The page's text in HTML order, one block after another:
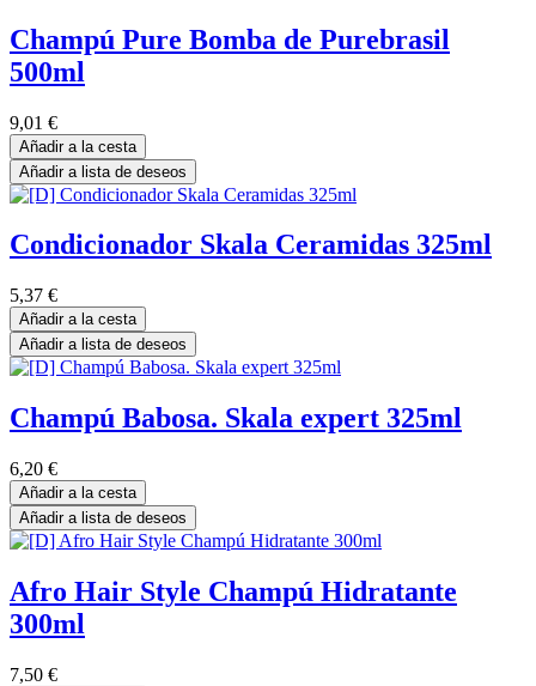
Champú Pure Bomba de Purebrasil
500ml
9,01 €
Añadir a la cesta
Añadir a lista de deseos
Condicionador Skala Ceramidas 325ml
5,37 €
Añadir a la cesta
Añadir a lista de deseos
Champú Babosa. Skala expert 325ml
6,20 €
Añadir a la cesta
Añadir a lista de deseos
Afro Hair Style Champú Hidratante
300ml
7,50 €